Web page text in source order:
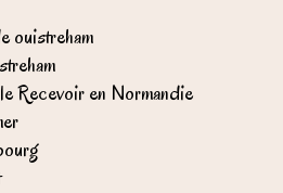
ouistreham
Recevoir en Normandie